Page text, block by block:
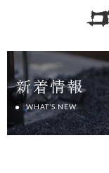
新着情報
WHAT’S NEW